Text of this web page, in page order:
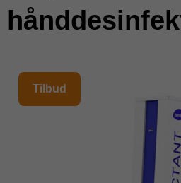
Tilbud